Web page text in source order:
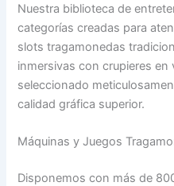
Nuestra biblioteca de
categorías creadas para
slots tragamonedas
inmersivas con crupieres
seleccionado
calidad gráfica superior.
Máquinas y Juegos
Disponemos con más de